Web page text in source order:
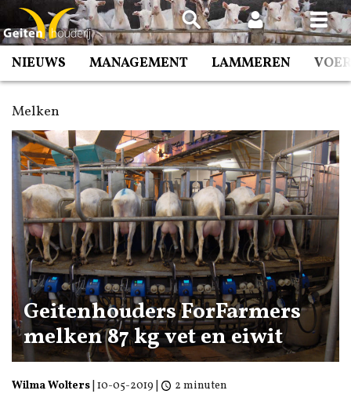
Spring
naar
inhoud
NIEUWS MANAGEMENT LAMMEREN
Melken
Geitenhouders ForFarmers
melken 87 kg vet en eiwit
Wilma Wolters 10-05-2019 2 minuten